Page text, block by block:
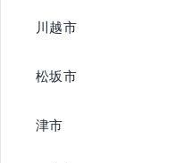
川越市
松坂市
津市